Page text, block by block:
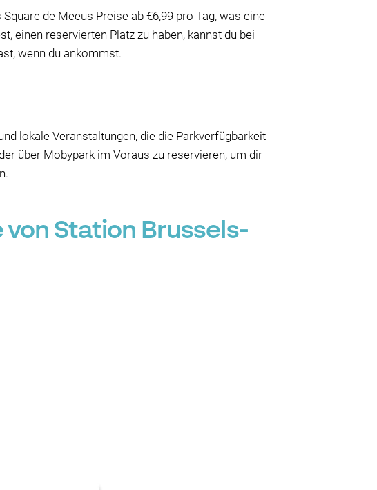
de Meeus Preise ab €6,99 pro Tag, was eine
einen reservierten Platz zu haben, kannst du bei
wenn du ankommst.
lokale Veranstaltungen, die die Parkverfügbarkeit
über Mobypark im Voraus zu reservieren, um dir
Station Brussels-